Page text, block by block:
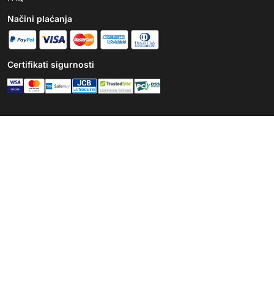
Načini plaćanja
Certifikati sigurnosti